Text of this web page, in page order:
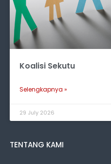
Koalisi Sekutu
Selengkapnya »
29 July 2026
TENTANG KAMI